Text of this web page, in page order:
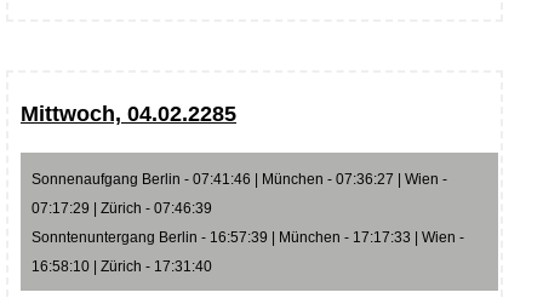
Mittwoch, 04.02.2285
Sonnenaufgang Berlin - 07:41:46 | München - 07:36:27 | Wien -
07:17:29 | Zürich - 07:46:39
Sonntenuntergang Berlin - 16:57:39 | München - 17:17:33 | Wien -
16:58:10 | Zürich - 17:31:40